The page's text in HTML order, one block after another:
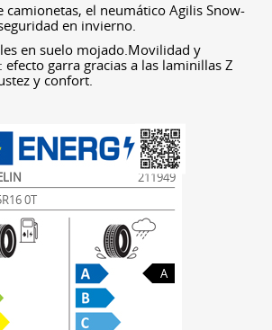
camionetas, el neumático Agilis Snow-
en invierno.
en suelo mojado.Movilidad y
garra gracias a las laminillas Z
y confort.
211949
0T
A